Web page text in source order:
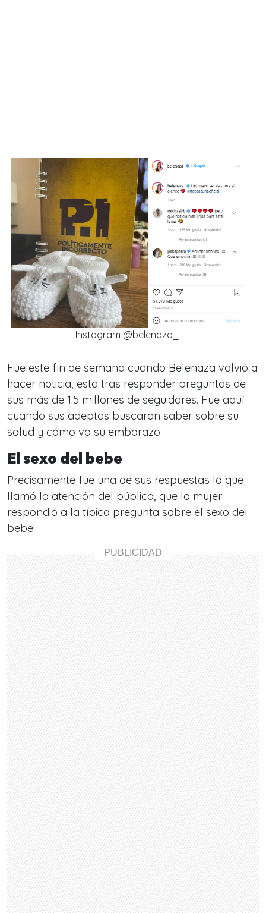
Instagram @belenaza_
Fue este fin de semana cuando Belenaza volvió a
hacer noticia, esto tras responder preguntas de
sus más de 1.5 millones de seguidores. Fue aquí
cuando sus adeptos buscaron saber sobre su
salud y cómo va su embarazo.
El sexo del bebe
Precisamente fue una de sus respuestas la que
llamó la atención del público, que la mujer
respondió a la típica pregunta sobre el sexo del
bebe.